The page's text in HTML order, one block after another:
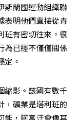
斯蘭國運動組織聯
表明他們直接從青
班有密切往來。很
為已經不僅僅關係
定。
縮影。該國有數千
，礦業是塔利班的
能，阿富汗會像其